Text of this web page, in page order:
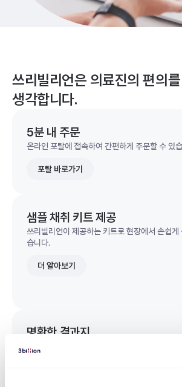
쓰리빌리언은 의료진의 편의를
생각합니다.
5분 내 주문
온라인 포탈에 접속하여 간편하게 주문할 수 있
포탈 바로가기
샘플 채취 키트 제공
쓰리빌리언이 제공하는 키트로 현장에서 손쉽게
습니다.
더 알아보기
명확한 결과지